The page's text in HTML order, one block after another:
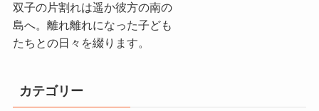
双子の片割れは遥か彼方の南の
島へ。離れ離れになった子ども
たちとの日々を綴ります。
カテゴリー